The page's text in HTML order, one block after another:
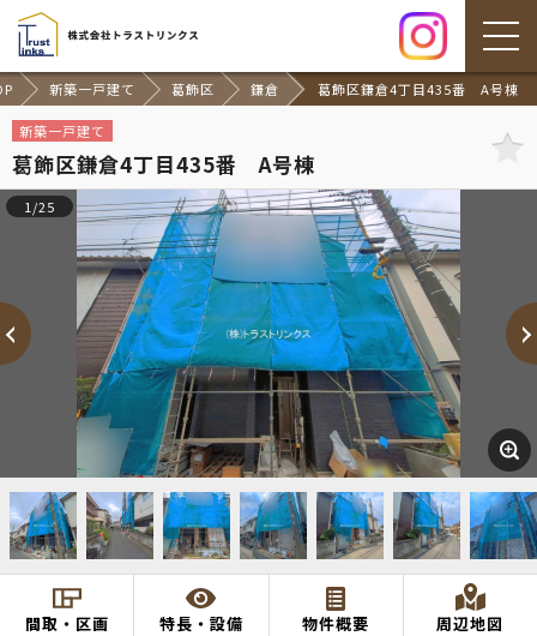
新築一戸建て 葛飾区 鎌倉 葛飾区鎌倉4丁目435番 A号棟
新築一戸建て
葛飾区鎌倉4丁目435番 A号棟
1/25
間取・区画 特長・設備 物件概要 周辺地図